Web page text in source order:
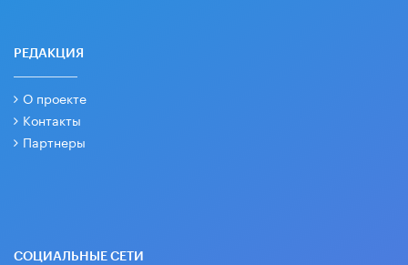
РЕДАКЦИЯ
О проекте
Контакты
Партнеры
СОЦИАЛЬНЫЕ СЕТИ